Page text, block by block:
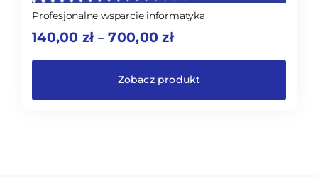
Profesjonalne wsparcie informatyka
140,00zł – 700,00złZakres
od
140,00 zł
Zobacz produkt